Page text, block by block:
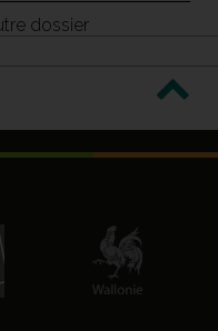
dossier